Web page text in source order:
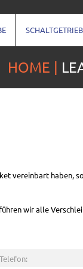
HOME
vereinbart haben,
wir alle